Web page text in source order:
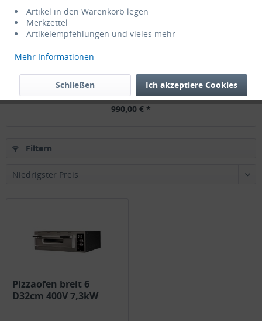
Pizzaofen breit 6 D32cm 400V 7,3kW
990,00 € *
Filtern
Pizzaofen breit 6
D32cm 400V 7,3kW
Artikel in den Warenkorb legen
Merkzettel
Artikelempfehlungen und vieles mehr
Mehr Informationen
Ich akzeptiere Cookies
Schließen